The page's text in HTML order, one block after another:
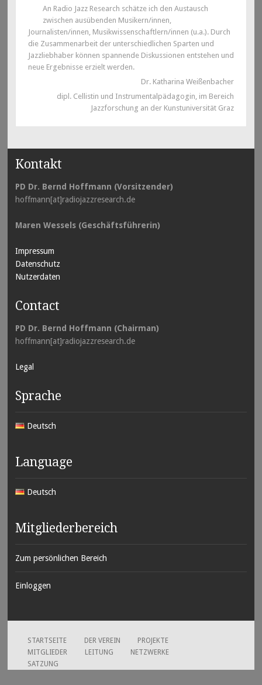
An Radio Jazz Research schätze ich den Austausch
zwischen ausübenden Musikern/innen,
Journalisten/innen, Musikwissenschaftlern/innen (u.a.). Durch
die Zusammenarbeit der unterschiedlichen Sparten und
Jazzliebhaber können spannende Diskussionen entstehen und
neue Ergebnisse erzielt werden.
Dr. Katharina Weißenbacher
dipl. Cellistin und Instrumentalpädagogin, im Bereich
Jazzforschung an der Kunstuniversität Graz
Kontakt
PD Dr. Bernd Hoffmann (Vorsitzender)
hoffmann[at]radiojazzresearch.de
Maren Wessels (Geschäftsführerin)
Impressum
Datenschutz
Nutzerdaten
Contact
PD Dr. Bernd Hoffmann (Chairman)
hoffmann[at]radiojazzresearch.de
Legal
Sprache
Deutsch
Language
Deutsch
Mitgliederbereich
Zum persönlichen Bereich
Einloggen
STARTSEITE DER VEREIN
PROJEKTE
MITGLIEDER
LEITUNG
NETZWERKE
SATZUNG